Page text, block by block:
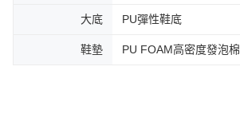
大底 PU彈性鞋底
鞋墊 PU FOAM高密度發泡棉